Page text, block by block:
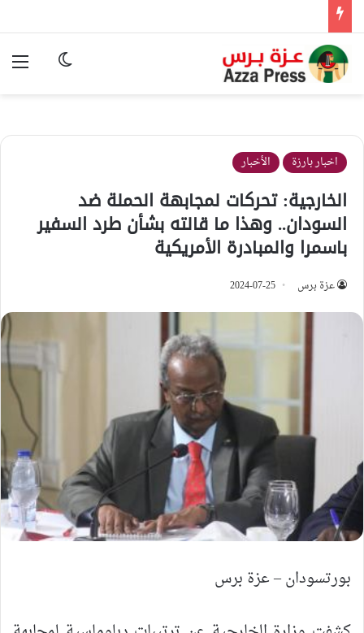
الوضع
اخبار بارزة الأخبار
الخارجية: تحركات لمجابهة الحملة ضد
السودان.. وهذا ما قالته بشأن طرد السفير
باسمرا والمبادرة الأمريكية
عزة برس 2024-07-25
بورتسودان – عزة برس